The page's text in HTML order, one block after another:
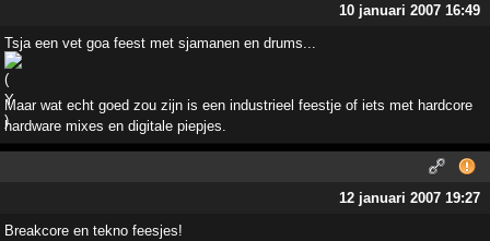
10 januari 2007 16:49
Tsja een vet goa feest met sjamanen en drums...
Maar wat echt goed zou zijn is een industrieel feestje of iets met hardcore
hardware mixes en digitale piepjes.
12 januari 2007 19:27
Breakcore en tekno feesjes!